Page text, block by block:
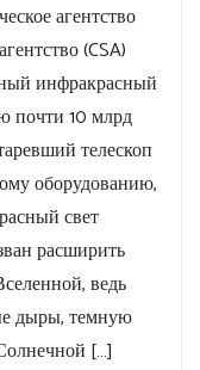
агентство
(CSA)
инфракрасный
почти 10 млрд
телескоп
оборудованию,
свет
расширить
ведь
дыры, темную
[…]